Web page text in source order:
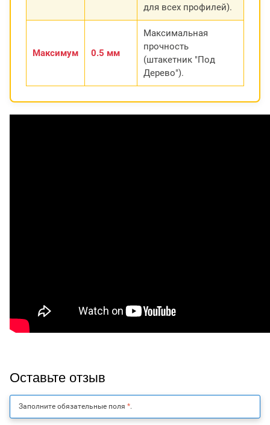
для всех профилей).
Максимум 0.5 мм
Максимальная
прочность
(штакетник "Под
Дерево").
Оставьте отзыв
Заполните обязательные поля *.